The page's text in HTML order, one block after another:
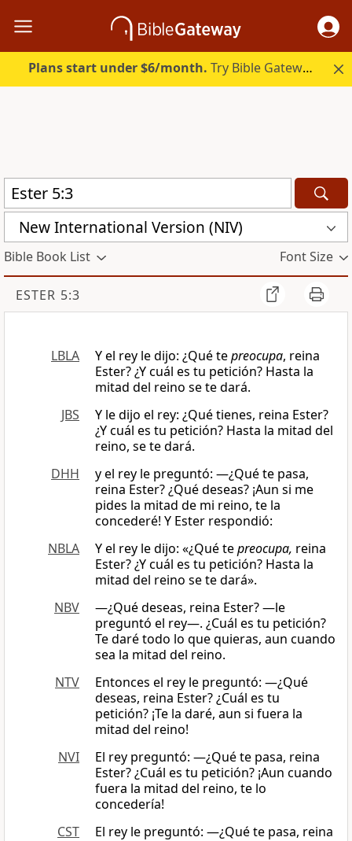
Plans start under $6/month. Try Bible Gateway Plus.
New International Version (NIV)
Bible Book List Font Size
ESTER 5:3
LBLA Y el rey le dijo: ¿Qué tepreocupa, reina
Ester? ¿Y cuál es tu petición? Hasta la
mitad del reino se te dará.
JBS
Y le dijo el rey: ¿Qué tienes, reina Ester?
¿Y cuál es tu petición? Hasta la mitad del
reino, se te dará.
DHH
y el rey le preguntó: —¿Qué te pasa,
reina Ester? ¿Qué deseas? ¡Aun si me
pides la mitad de mi reino, te la
concederé! Y Ester respondió:
NBLA
Y el rey le dijo: «¿Qué tepreocupa, reina
Ester? ¿Y cuál es tu petición? Hasta la
mitad del reino se te dará».
NBV
―¿Qué deseas, reina Ester? —le
preguntó el rey—. ¿Cuál es tu petición?
Te daré todo lo que quieras, aun cuando
sea la mitad del reino.
NTV
Entonces el rey le preguntó: —¿Qué
deseas, reina Ester? ¿Cuál es tu
petición? ¡Te la daré, aun si fuera la
mitad del reino!
NVI
El rey preguntó: —¿Qué te pasa, reina
Ester? ¿Cuál es tu petición? ¡Aun cuando
fuera la mitad del reino, te lo
concedería!
CST
El rey le preguntó: ―¿Qué te pasa, reina